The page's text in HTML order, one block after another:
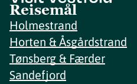
Reisemål
Holmestrand
Horten & Åsgårdstrand
Tønsberg & Færder
Sandefjord